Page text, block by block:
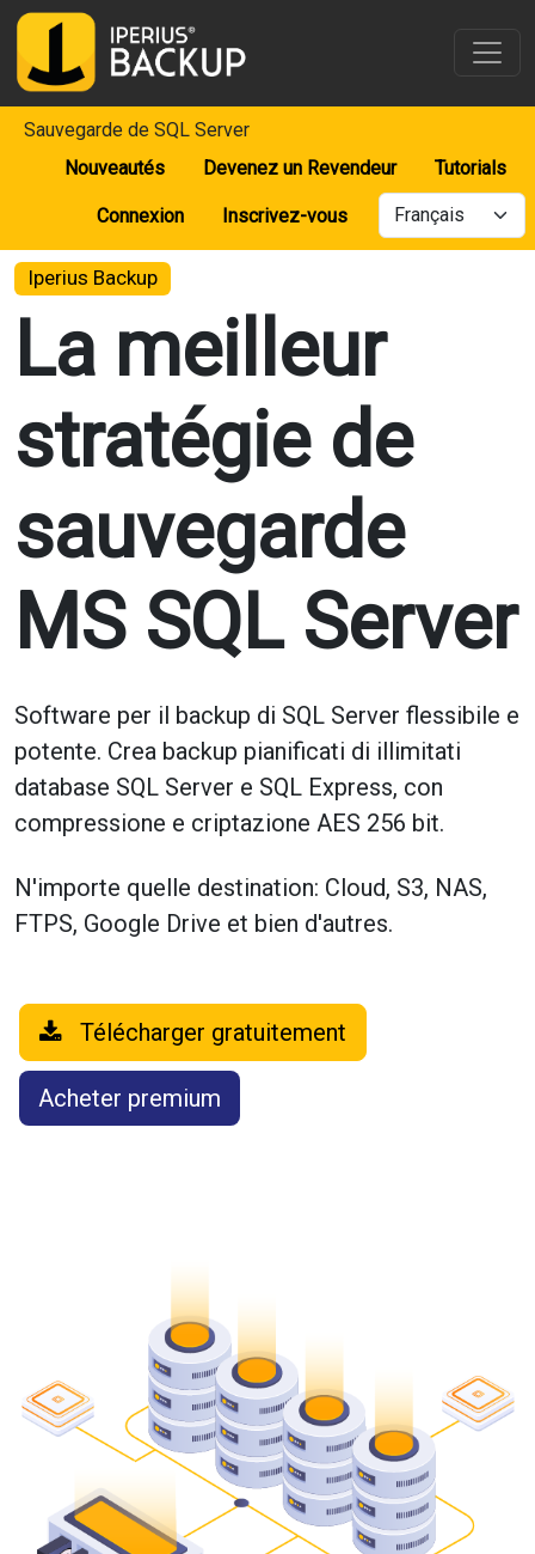
Sauvegarde de SQL Server
Nouveautés
Devenez un Revendeur Tutorials
Connexion Inscrivez-vous
Iperius Backup
La meilleur
stratégie de
sauvegarde
MS SQL Server
Software per il backup di SQL Server flessibile e
potente. Crea backup pianificati di illimitati
database SQL Server e SQL Express, con
compressione e criptazione AES 256 bit.
N'importe quelle destination: Cloud, S3, NAS,
FTPS, Google Drive et bien d'autres.
Télécharger gratuitement
Acheter premium